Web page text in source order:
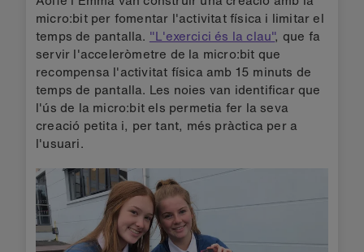
micro:bit per fomentar l'activitat física i limitar el
temps de pantalla. "L'exercici és la clau", que fa
servir l'acceleròmetre de la micro:bit que
recompensa l'activitat física amb 15 minuts de
temps de pantalla. Les noies van identificar que
l'ús de la micro:bit els permetia fer la seva
creació petita i, per tant, més pràctica per a
l'usuari.